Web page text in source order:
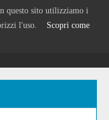
questo sito utilizziamo i
l'uso. Scopri come